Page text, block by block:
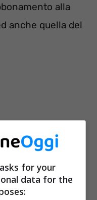
alla
anche quella del
for your
data for the